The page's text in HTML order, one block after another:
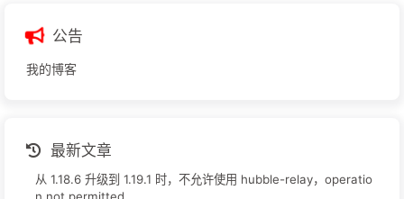
公告
我的博客
最新文章
从 1.18.6 升级到 1.19.1 时，不允许使用 hubble-relay，operatio